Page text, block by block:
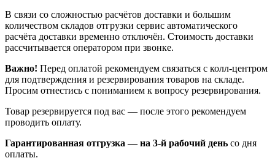
В связи со сложностью расчётов доставки и большим
количеством складов отгрузки сервис автоматического
расчёта доставки временно отключён. Стоимость доставки
рассчитывается оператором при звонке.
Важно! Перед оплатой рекомендуем связаться с колл‑центром
для подтверждения и резервирования товаров на складе.
Просим отнестись с пониманием к вопросу резервирования.
Товар резервируется под вас — после этого рекомендуем
проводить оплату.
Гарантированная отгрузка — на 3‑й рабочий день со дня
оплаты.